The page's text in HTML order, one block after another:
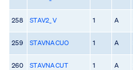
258 STAV2_V 1 A
259 STAVNACUO 1 A
260 STAVNACUT 1 A